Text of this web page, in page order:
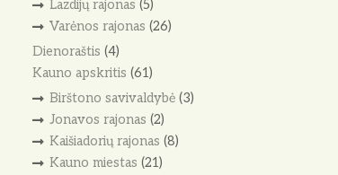
Lazdijų rajonas (5)
Varėnos rajonas (26)
Dienoraštis (4)
Kauno apskritis (61)
Birštono savivaldybė(3)
Jonavos rajonas (2)
Kaišiadorių rajonas (8)
Kauno miestas (21)